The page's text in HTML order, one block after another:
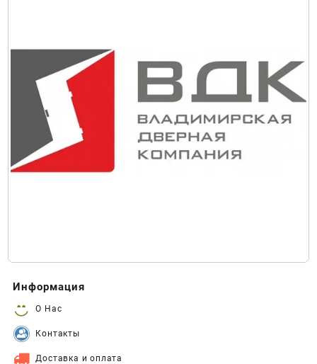
Информация
О Нас
Контакты
Доставка и оплата